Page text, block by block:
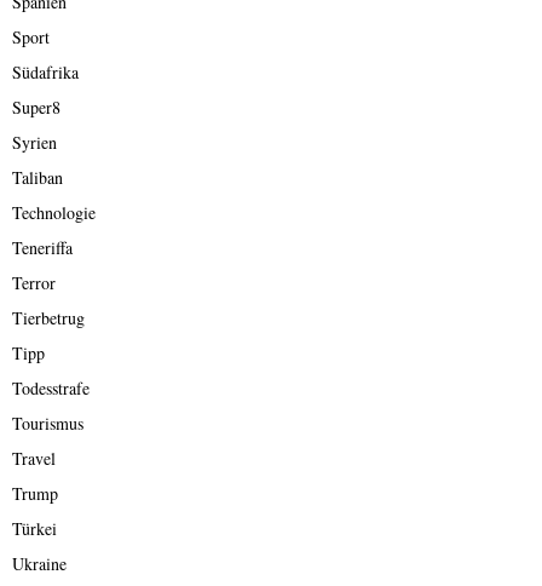
Sport
Südafrika
Super8
Syrien
Taliban
Technologie
Teneriffa
Terror
Tierbetrug
Tipp
Todesstrafe
Tourismus
Travel
Trump
Türkei
Ukraine